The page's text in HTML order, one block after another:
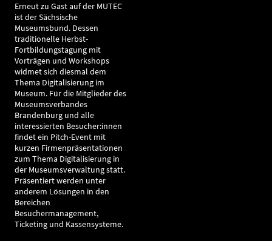
Erneut zu Gast auf der MUTEC
ist der Sächsische
Museumsbund. Dessen
traditionelle Herbst-
Fortbildungstagung mit
Vorträgen und Workshops
widmet sich diesmal dem
Thema Digitalisierung im
Museum. Für die Mitglieder des
Museumsverbandes
Brandenburg und alle
interessierten Besucher:innen
findet ein Pitch-Event mit
kurzen Firmenpräsentationen
zum Thema Digitalisierung in
der Museumsverwaltung statt.
Präsentiert werden unter
anderem Lösungen in den
Bereichen
Besuchermanagement,
Ticketing und Kassensysteme.